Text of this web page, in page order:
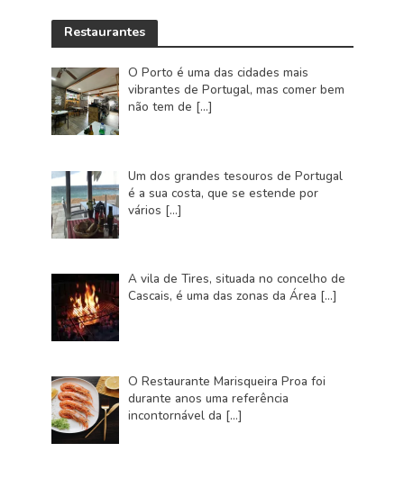
Restaurantes
O Porto é uma das cidades mais
vibrantes de Portugal, mas comer bem
não tem de […]
Um dos grandes tesouros de Portugal
é a sua costa, que se estende por
vários […]
A vila de Tires, situada no concelho de
Cascais, é uma das zonas da Área […]
O Restaurante Marisqueira Proa foi
durante anos uma referência
incontornável da […]